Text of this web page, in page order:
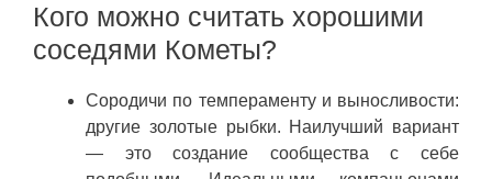
Кого можно считать хорошими
соседями Кометы?
Сородичи по темпераменту и выносливости:
другие золотые рыбки. Наилучший вариант
— это создание сообщества с себе